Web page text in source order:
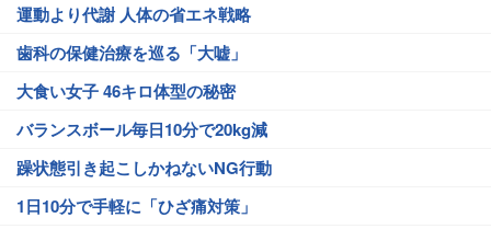
運動より代謝 人体の省エネ戦略
歯科の保健治療を巡る「大嘘」
大食い女子 46キロ体型の秘密
バランスボール毎日10分で20kg減
躁状態引き起こしかねないNG行動
1日10分で手軽に「ひざ痛対策」